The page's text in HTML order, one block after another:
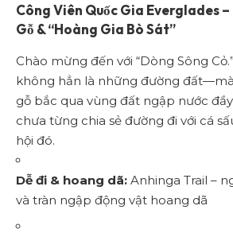
Công Viên Quốc Gia Everglades –
Gỗ & “Hoàng Gia Bò Sát”
Chào mừng đến với “Dòng Sông
không hẳn là những đường
gỗ bắc qua vùng đất ngập nước
chưa từng chia sẻ đường đi với cá
hội đó.
Dễ đi & hoang dã: Anhinga Trail –
và tràn ngập động vật hoang dã